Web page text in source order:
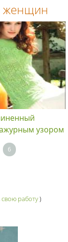
женщин
узором
6
работу)